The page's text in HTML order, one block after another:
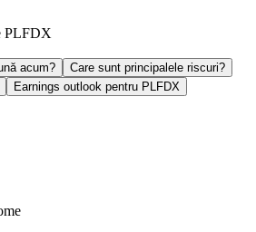
PLFDX
acum?
Care sunt principalele riscuri?
Earnings outlook pentru PLFDX